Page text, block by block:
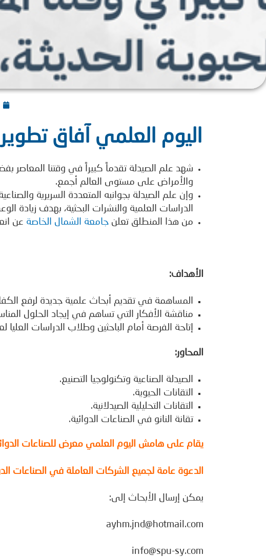
اليوم العلمي آفاق
شهد علم الصيدلة تقدماً كبيراً في وقتنا المعاصر بفضل
والأمراض على مستوى العالم أجمع.
وإن علم الصيدلة بجوانبه المتعددة السريرية
الدراسات العلمية والنشرات البحثية، بهدف زيادة
من هذا المنطلق تعلن جامعة الشمال الخاصة عن
الأهداف:
المساهمة في تقديم أبحاث علمية جديدة لرفع
مناقشة الأفكار التي تساهم في إيجاد الحلول
إتاحة الفرصة أمام الباحثين وطلاب الدراسات العليا
المحاور:
الصيدلة الصناعية وتكنولوجيا التصنيع.
التقانات الحيوية.
التقانات التحليلية الصيدلانية.
تقانة النانو في الصناعات الدوائية.
يقام على هامش اليوم العلمي معرض للصناعات
الدعوة عامة لجميع الشركات العاملة في الصناعات
يمكن إرسال الأبحاث إلى:
ayhm.jnd@hotmail.com
info@spu-sy.com